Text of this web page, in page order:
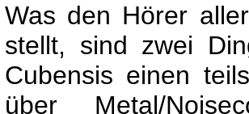
Was den Hörer
stellt, sind zwei
Cubensis einen
über Metal/